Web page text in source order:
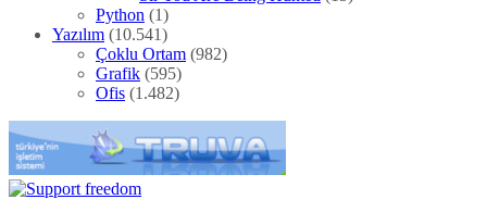
Python (1)
Yazılım (10.541)
Çoklu Ortam (982)
Grafik (595)
Ofis (1.482)